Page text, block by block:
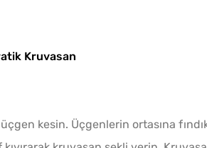
Kruvasan
kesin. Üçgenlerin ortasına